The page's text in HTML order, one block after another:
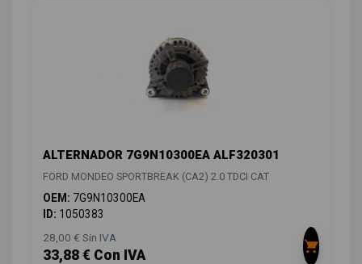
ALTERNADOR 7G9N10300EA ALF320301
FORD MONDEO SPORTBREAK (CA2) 2.0 TDCI CAT
OEM: 7G9N10300EA
ID: 1050383
28,00 € Sin IVA
33,88 € Con IVA